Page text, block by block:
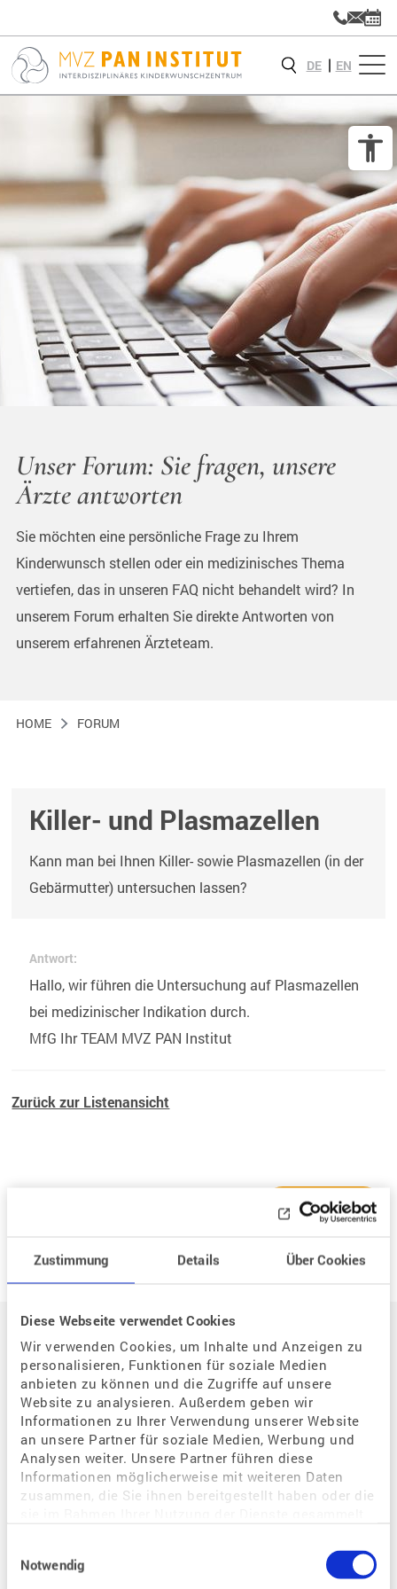
Zustimmung Details Über Cookies
Diese Webseite verwendet Cookies
Wir verwenden Cookies, um Inhalte und Anzeigen zu
personalisieren, Funktionen für soziale Medien
anbieten zu können und die Zugriffe auf unsere
Website zu analysieren. Außerdem geben wir
Informationen zu Ihrer Verwendung unserer Website
an unsere Partner für soziale Medien, Werbung und
Analysen weiter. Unsere Partner führen diese
Informationen möglicherweise mit weiteren Daten
zusammen, die Sie ihnen bereitgestellt haben oder die
Notwendig
DE EN
Unser Forum: Sie fragen, unsere
Ärzte antworten
Sie möchten eine persönliche Frage zu Ihrem
Kinderwunsch stellen oder ein medizinisches Thema
vertiefen, das in unseren FAQ nicht behandelt wird? In
unserem Forum erhalten Sie direkte Antworten von
unserem erfahrenen Ärzteteam.
HOME FORUM
Killer- und Plasmazellen
Kann man bei Ihnen Killer- sowie Plasmazellen (in der
Gebärmutter) untersuchen lassen?
Antwort:
Hallo, wir führen die Untersuchung auf Plasmazellen
bei medizinischer Indikation durch.
MfG Ihr TEAM MVZ PAN Institut
Zurück zur Listenansicht
Neue Frage
Auf einen Blick
Der Weg zum eigenen Kind
Situation / Diagnostik
Wie kann assistierte Reproduktion mir helfen?
Welche Bedeutung hat der Zyklus für eine Schwangerschaft?
Warum habe ich Probleme, schwanger zu werden?